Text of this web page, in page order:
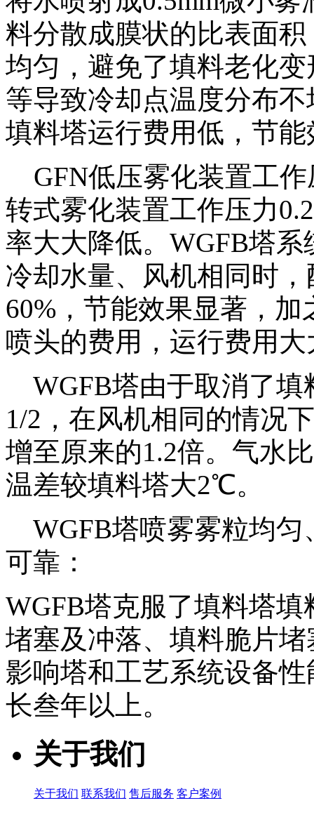
料分散成膜状的比表面
均匀，避免了填料老化
等导致冷却点温度分布
填料塔运行费用低，节
GFN低压雾化装置工作
转式雾化装置工作压力
率大大降低。WGFB塔
冷却水量、风机相同时
60%，节能效果显著，
喷头的费用，运行费用
WGFB塔由于取消了填
1/2，在风机相同的情况
增至原来的1.2倍。气水
温差较填料塔大2℃。
WGFB塔喷雾雾粒均匀
可靠：
WGFB塔克服了填料塔
堵塞及冲落、填料脆片
影响塔和工艺系统设备
长叁年以上。
关于我们
关于我们 联系我们 售后服务 客户案例